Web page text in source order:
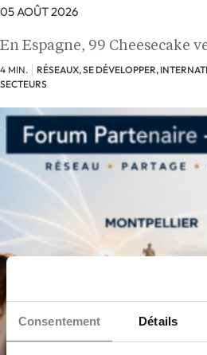
Consentement Détails
05 AOÛT 2026
En Espagne, 99 Cheesecake
4 MIN.
RÉSEAUX, SE DÉVELOPPER,
SECTEURS